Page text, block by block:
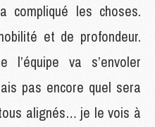
compliqué les choses.
et de profondeur.
va s’envoler
pas encore quel sera
alignés… je le vois à